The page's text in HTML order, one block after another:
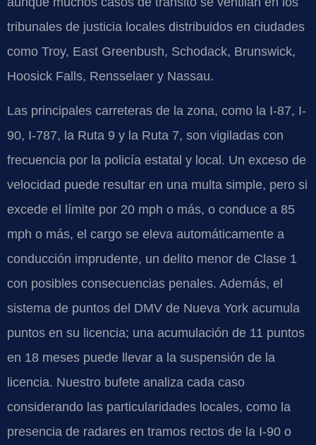
tribunales de justicia locales distribuidos en ciudades
como Troy, East Greenbush, Schodack, Brunswick,
Hoosick Falls, Rensselaer y Nassau.
Las principales carreteras de la zona, como la I-87, I-
90, I-787, la Ruta 9 y la Ruta 7, son vigiladas con
frecuencia por la policía estatal y local. Un exceso de
velocidad puede resultar en una multa simple, pero si
excede el límite por 20 mph o más, o conduce a 85
mph o más, el cargo se eleva automáticamente a
conducción imprudente, un delito menor de Clase 1
con posibles consecuencias penales. Además, el
sistema de puntos del DMV de Nueva York acumula
puntos en su licencia; una acumulación de 11 puntos
en 18 meses puede llevar a la suspensión de la
licencia. Nuestro bufete analiza cada caso
considerando las particularidades locales, como la
presencia de radares en tramos rectos de la I-90 o